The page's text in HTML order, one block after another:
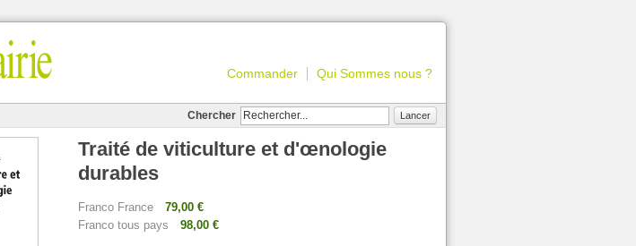
Commander Qui Sommes nous ?
Chercher Lancer
Traité de viticulture et d'œnologie
durables
Franco France
79,00 €
Franco tous pays
98,00 €